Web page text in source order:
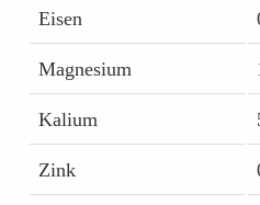
Eisen
Magnesium
Kalium
Zink